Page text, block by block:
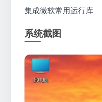
集成微软常用运行库
系统截图